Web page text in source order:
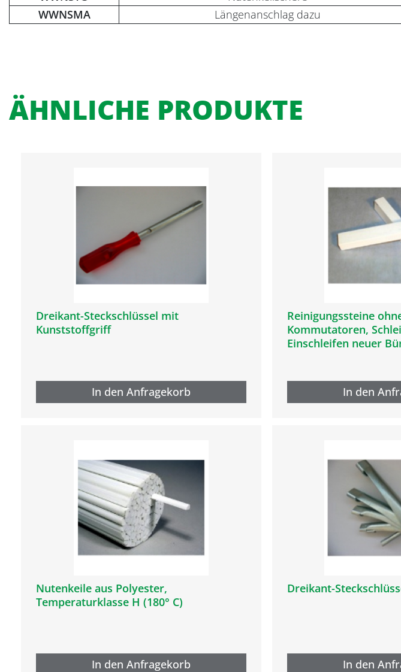
WWNSMA
Längenanschlag dazu
ÄHNLICHE PRODUKTE
Dreikant-Steckschlüssel mit
Kunststoffgriff
In den Anfragekorb
Reinigungssteine
Kommutatoren,
Einschleifen neuer
In den
Nutenkeile aus Polyester,
Temperaturklasse H (180° C)
In den Anfragekorb
Dreikant-
In den